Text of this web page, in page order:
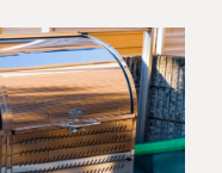
で徹底解説します！ 最